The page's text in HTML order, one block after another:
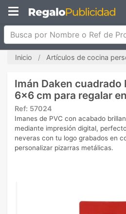
Busca por Nombre o Ref de
Inicio Artículos de cocina
Imán Daken cuadrado
6x6 cm para regalar
Ref: 57024
Imanes de PVC con acabado
mediante impresión digital,
neveras con tu logo grabados en
personalizar pizarras metálicas.